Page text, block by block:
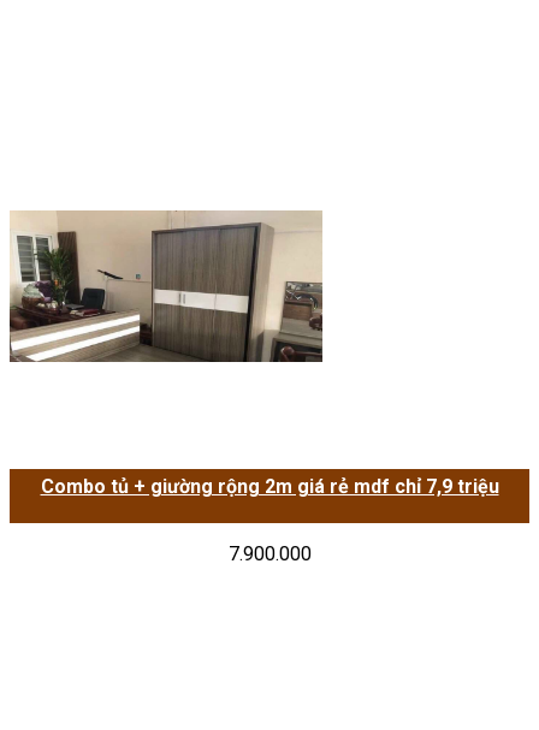
Combo tủ + giường rộng 2m giá rẻ mdf chỉ 7,9 triệu
7.900.000